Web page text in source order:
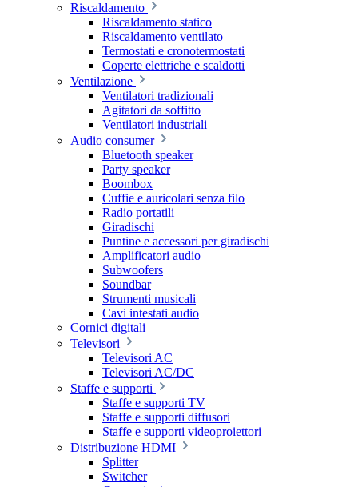
Riscaldamento
Riscaldamento statico
Riscaldamento ventilato
Termostati e cronotermostati
Coperte elettriche e scaldotti
Ventilazione
Ventilatori tradizionali
Agitatori da soffitto
Ventilatori industriali
Audio consumer
Bluetooth speaker
Party speaker
Boombox
Cuffie e auricolari senza filo
Radio portatili
Giradischi
Puntine e accessori per giradischi
Amplificatori audio
Subwoofers
Soundbar
Strumenti musicali
Cavi intestati audio
Cornici digitali
Televisori
Televisori AC
Televisori AC/DC
Staffe e supporti
Staffe e supporti TV
Staffe e supporti diffusori
Staffe e supporti videoproiettori
Distribuzione HDMI
Splitter
Switcher